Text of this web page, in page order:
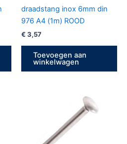
draadstang inox 6mm din
976 A4 (1m) ROOD
€ 3,57
Toevoegen aan
winkelwagen